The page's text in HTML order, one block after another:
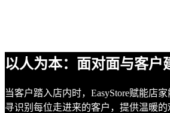
以人为本：面对面与客户
当客户踏入店内时，EasyStore赋能店
寻识别每位走进来的客户，提供温暖的